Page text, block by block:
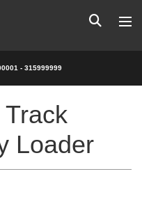
- 315999999
Loader